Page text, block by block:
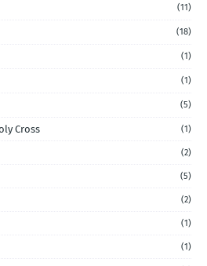
(11)
(18)
(1)
(1)
(5)
Cross (1)
(2)
(5)
(2)
(1)
(1)